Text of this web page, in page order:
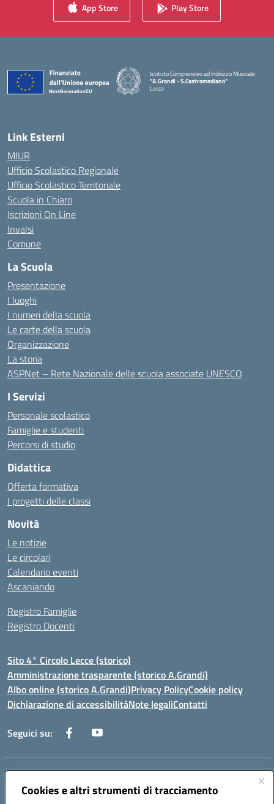
Cookies e altri strumenti di tracciamento
App Store Play Store
Istituto Comprensivo ad Indirizzo Musicale
"A.Grandi - S.Castromediano"
Lecce
Link Esterni
MIUR
Ufficio Scolastico Regionale
Ufficio Scolastico Territoriale
Scuola in Chiaro
Iscrizioni On Line
Invalsi
Comune
La Scuola
Presentazione
I luoghi
I numeri della scuola
Le carte della scuola
Organizzazione
La storia
ASPNet – Rete Nazionale delle scuola associate UNESCO
I Servizi
Personale scolastico
Famiglie e studenti
Percorsi di studio
Didattica
Offerta formativa
I progetti delle classi
Novità
Le notizie
Le circolari
Calendario eventi
Ascaniando
Registro Famiglie
Registro Docenti
Sito 4° Circolo Lecce (storico)
Amministrazione trasparente (storico A.Grandi)
Albo online (storico A.Grandi)Privacy PolicyCookie policy
Dichiarazione di accessibilitàNote legaliContatti
Seguici su:
Indirizzo:
Centralino:0832/346889 Email:leic8av008@istruzione.it